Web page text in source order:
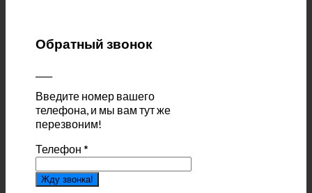
Обратный звонок
Введите номер вашего
телефона, и мы вам тут же
перезвоним!
Телефон*
Жду звонка!